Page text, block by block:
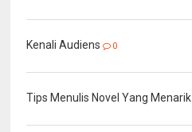
Kenali Audiens 0
Tips Menulis Novel Yang Menarik